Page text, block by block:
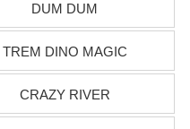
DUM DUM
TREM DINO MAGIC
CRAZY RIVER